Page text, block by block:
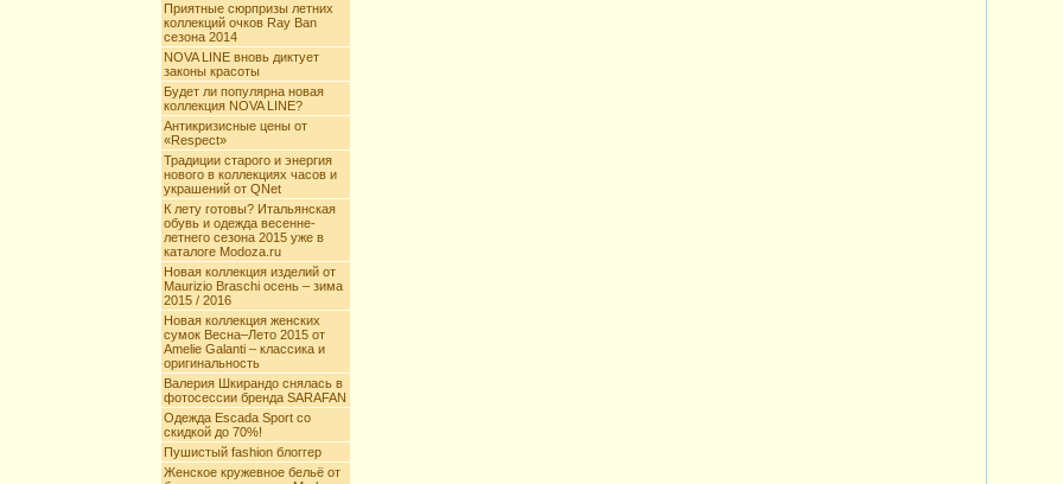
Приятные сюрпризы летних
коллекций очков Ray Ban
сезона 2014
NOVA LINE вновь диктует
законы красоты
Будет ли популярна новая
коллекция NOVA LINE?
Антикризисные цены от
«Respect»
Традиции старого и энергия
нового в коллекциях часов и
украшений от QNet
К лету готовы? Итальянская
обувь и одежда весенне-
летнего сезона 2015 уже в
каталоге Modoza.ru
Новая коллекция изделий от
Maurizio Braschi осень – зима
2015 / 2016
Новая коллекция женских
сумок Весна–Лето 2015 от
Amelie Galanti – классика и
оригинальность
Валерия Шкирандо снялась в
фотосессии бренда SARAFAN
Одежда Escada Sport со
скидкой до 70%!
Пушистый fashion блоггер
Женское кружевное бельё от